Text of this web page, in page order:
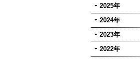
2025年
2024年
2023年
2022年